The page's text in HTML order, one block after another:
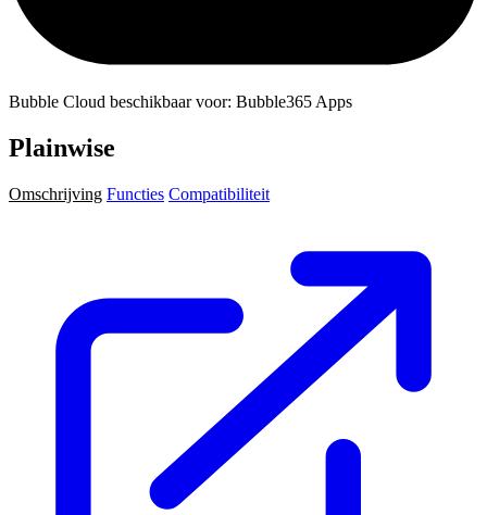
Bubble Cloud beschikbaar voor: Bubble365 Apps
Plainwise
Omschrijving Functies Compatibiliteit